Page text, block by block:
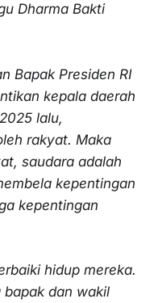
Dharma Bakti
Bapak Presiden RI
kepala daerah
lalu,
rakyat. Maka
saudara adalah
kepentingan
kepentingan
hidup mereka.
dan wakil